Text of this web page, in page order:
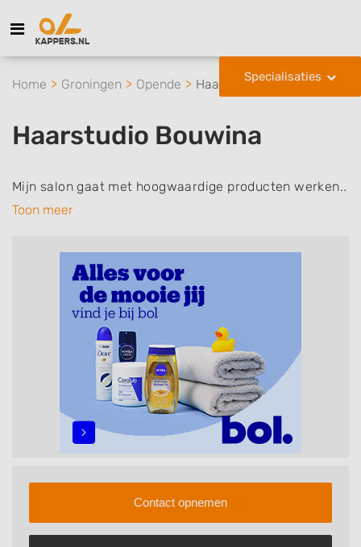
Specialisaties
Home Groningen Opende Haarstudio Bouwina
Haarstudio Bouwina
Mijn salon gaat met hoogwaardige producten werken..
Toon meer
Contact opnemen